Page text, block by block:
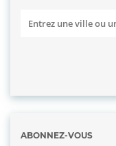
ABONNEZ-VOUS